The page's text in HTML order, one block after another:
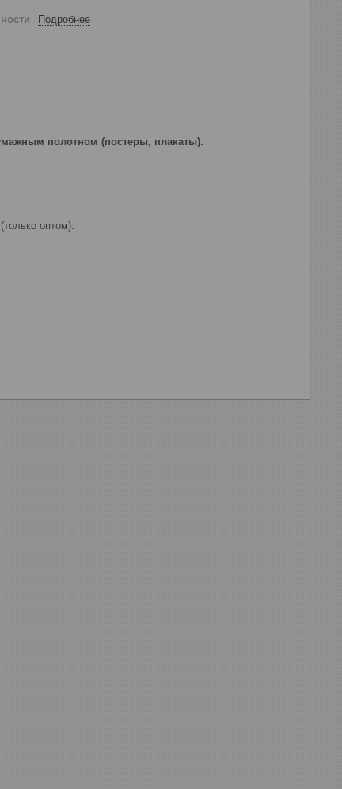
Подробнее
полотном (постеры, плакаты).
оптом).